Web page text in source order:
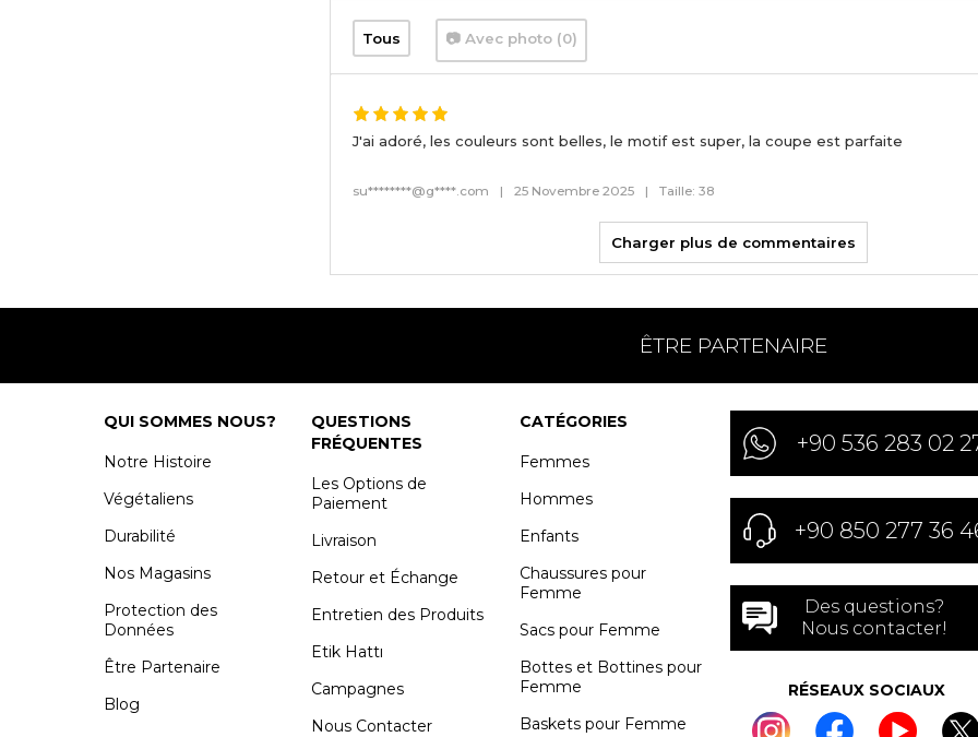
Tous 📷 Avec photo (0)
J'ai adoré, les couleurs sont belles, le motif est super, la coupe est parfaite
su********@g****.com | 25 Novembre 2025 | Taille: 38
Charger plus de commentaires
ÊTRE PARTENAIRE
QUI SOMMES NOUS?
Notre Histoire
Végétaliens
Durabilité
Nos Magasins
Protection des
Données
Être Partenaire
Blog
QUESTIONS
FRÉQUENTES
Les Options de
Paiement
Livraison
Retour et Échange
Entretien des Produits
Etik Hattı
Campagnes
Nous Contacter
CATÉGORIES
Femmes
Hommes
Enfants
Chaussures pour
Femme
Sacs pour Femme
Bottes et Bottines pour
Femme
Baskets pour Femme
+90 536 283 02
+90 850 277 36
Des questions?
Nous contacter!
RÉSEAUX SOCIAUX